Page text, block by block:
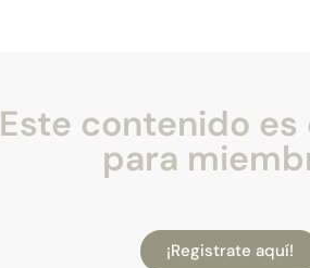
Este contenido es
para
¡Registrate aquí!